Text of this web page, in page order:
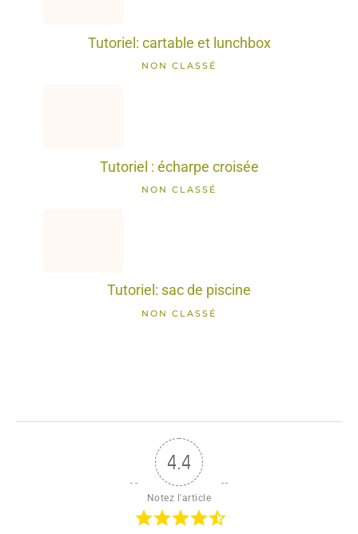
Tutoriel: cartable et lunchbox
NON CLASSÉ
Tutoriel : écharpe croisée
NON CLASSÉ
Tutoriel: sac de piscine
NON CLASSÉ
4.4
Notez l'article